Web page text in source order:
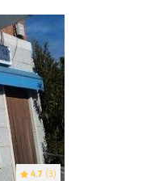
4.7 (3)